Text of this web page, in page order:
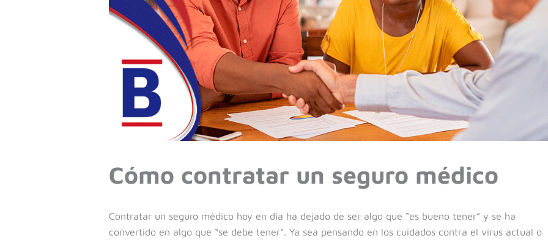
Cómo contratar un seguro médico
Contratar un seguro médico hoy en día ha dejado de ser algo que “es bueno tener” y se ha
convertido en algo que “se debe tener”. Ya sea pensando en los cuidados contra el virus actual o